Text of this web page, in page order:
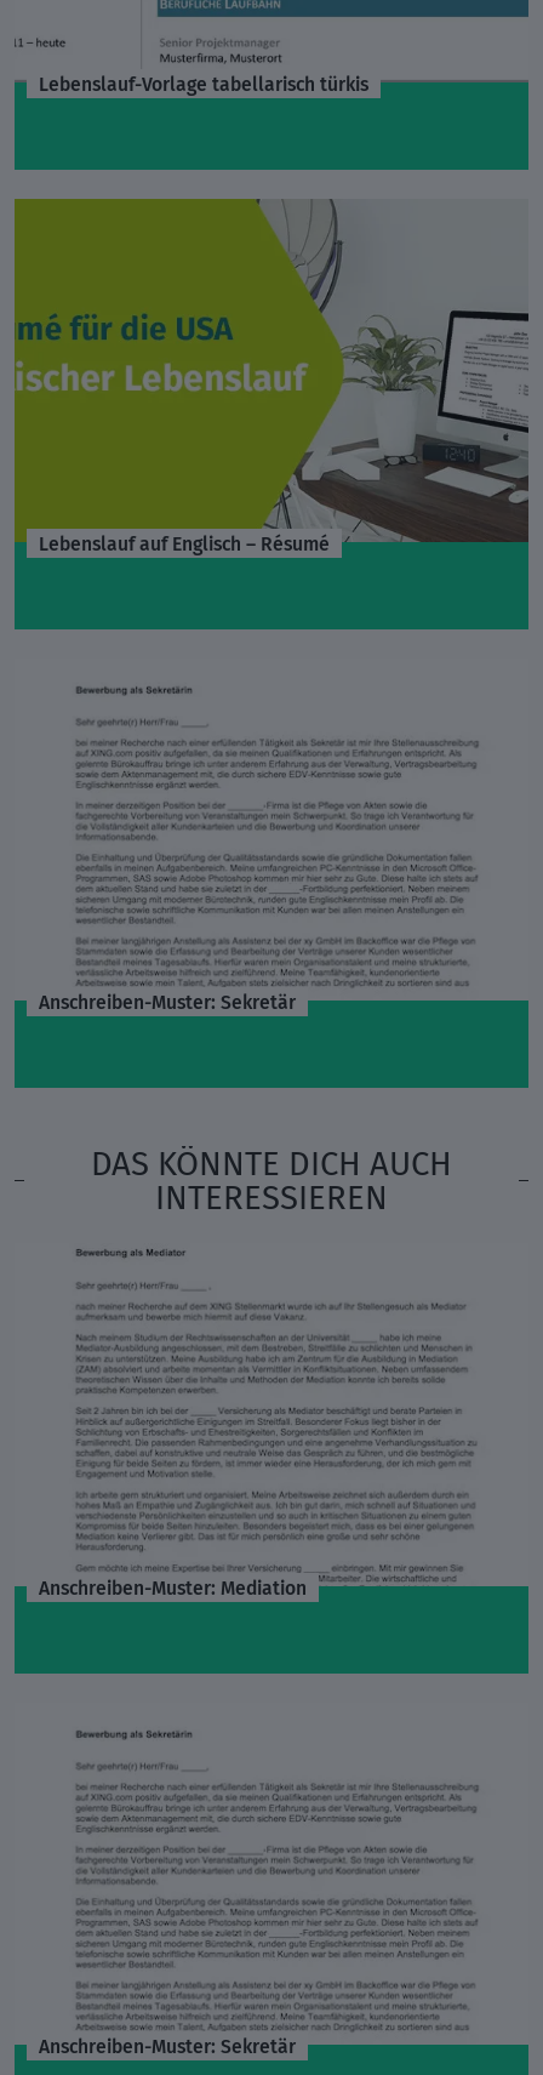
Lebenslauf-Vorlage tabellarisch türkis
Lebenslauf auf Englisch – Résumé
Anschreiben-Muster: Sekretär
DAS KÖNNTE DICH AUCH
INTERESSIEREN
Anschreiben-Muster: Mediation
Anschreiben-Muster: Sekretär